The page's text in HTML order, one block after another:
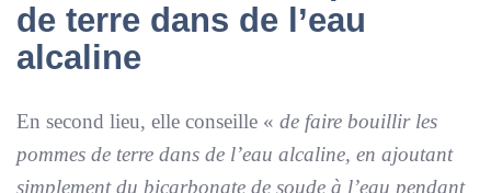
de terre dans de l’eau
alcaline
En second lieu, elle conseille « de faire bouillir les
pommes de terre dans de l’eau alcaline, en ajoutant
simplement du bicarbonate de soude à l’eau pendant